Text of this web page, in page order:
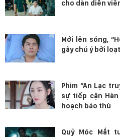
cho dàn diễn
Mới lên sóng,
gây chú ý bởi
Phim “An Lạc
sự tiếp cận
hoạch báo thù
Quỷ Móc Mắt